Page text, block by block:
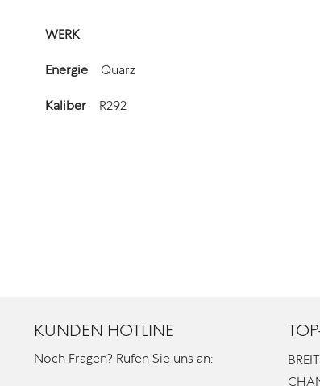
WERK
Energie Quarz
Kaliber R292
KUNDEN HOTLINE
Noch Fragen? Rufen Sie uns an: